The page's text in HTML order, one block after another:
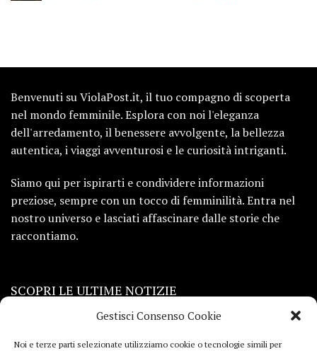
Gestisci Consenso Cookie
Noi e terze parti selezionate utilizziamo cookie o tecnologie simili per
Benvenuti su ViolaPost.it, il tuo compagno di scoperta
nel mondo femminile. Esplora con noi l'eleganza
dell'arredamento, il benessere avvolgente, la bellezza
autentica, i viaggi avventurosi e le curiosità intriganti.
Siamo qui per ispirarti e condividere informazioni
preziose, sempre con un tocco di femminilità. Entra nel
nostro universo e lasciati affascinare dalle storie che
raccontiamo.
SCOPRI LE ULTIME NOTIZIE
Viaggi